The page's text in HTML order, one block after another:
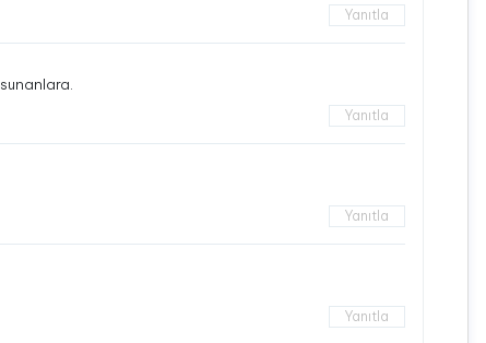
Yanıtla
Yanıtla
Yanıtla
Yanıtla